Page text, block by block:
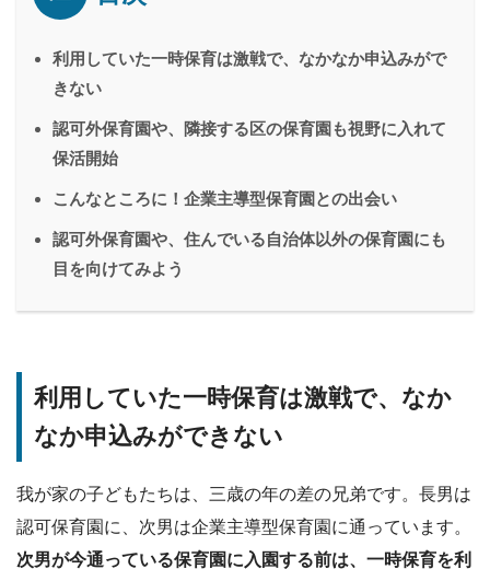
利用していた一時保育は激戦で、なかなか申込みがで
きない
認可外保育園や、隣接する区の保育園も視野に入れて
保活開始
こんなところに！企業主導型保育園との出会い
認可外保育園や、住んでいる自治体以外の保育園にも
目を向けてみよう
利用していた一時保育は激戦で、なか
なか申込みができない
我が家の子どもたちは、三歳の年の差の兄弟です。長男は
認可保育園に、次男は企業主導型保育園に通っています。
次男が今通っている保育園に入園する前は、一時保育を利